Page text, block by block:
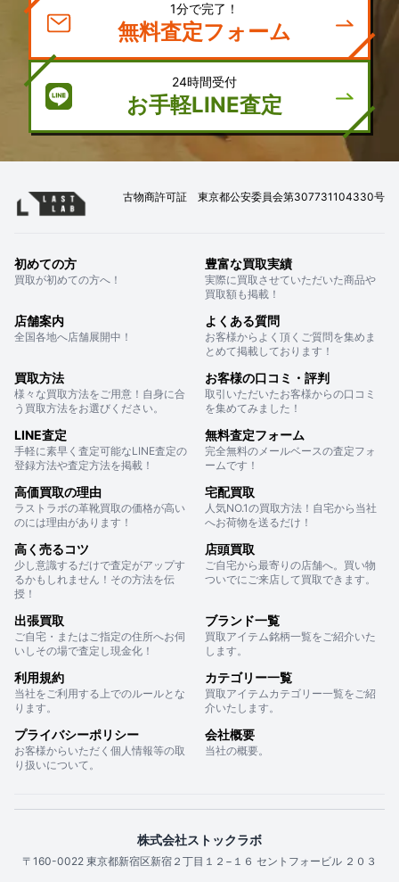
1分で完了！
無料査定フォーム
24時間受付
お手軽LINE査定
古物商許可証 東京都公安委員会第307731104330号
初めての方
買取が初めての方へ！
豊富な買取実績
実際に買取させていただいた商品や
買取額も掲載！
店舗案内
全国各地へ店舗展開中！
よくある質問
お客様からよく頂くご質問を集めま
とめて掲載しております！
買取方法
様々な買取方法をご用意！自身に合
う買取方法をお選びください。
お客様の口コミ・評判
取引いただいたお客様からの口コミ
を集めてみました！
LINE査定
手軽に素早く査定可能なLINE査定の
登録方法や査定方法を掲載！
無料査定フォーム
完全無料のメールベースの査定フォ
ームです！
高価買取の理由
ラストラボの革靴買取の価格が高い
のには理由があります！
宅配買取
人気NO.1の買取方法！自宅から当社
へお荷物を送るだけ！
高く売るコツ
少し意識するだけで査定がアップす
るかもしれません！その方法を伝
授！
店頭買取
ご自宅から最寄りの店舗へ。買い物
ついでにご来店して買取できます。
出張買取
ご自宅・またはご指定の住所へお伺
いしその場で査定し現金化！
ブランド一覧
買取アイテム銘柄一覧をご紹介いた
します。
利用規約
当社をご利用する上でのルールとな
ります。
カテゴリー一覧
買取アイテムカテゴリー一覧をご紹
介いたします。
プライバシーポリシー
お客様からいただく個人情報等の取
り扱いについて。
会社概要
当社の概要。
株式会社ストックラボ
〒160-0022 東京都新宿区新宿２丁目１２−１６ セントフォービル ２０３